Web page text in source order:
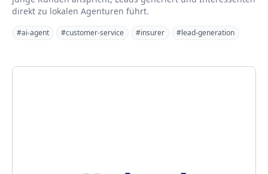
direkt zu lokalen Agenturen führt.
#ai-agent #customer-service #insurer #lead-generation